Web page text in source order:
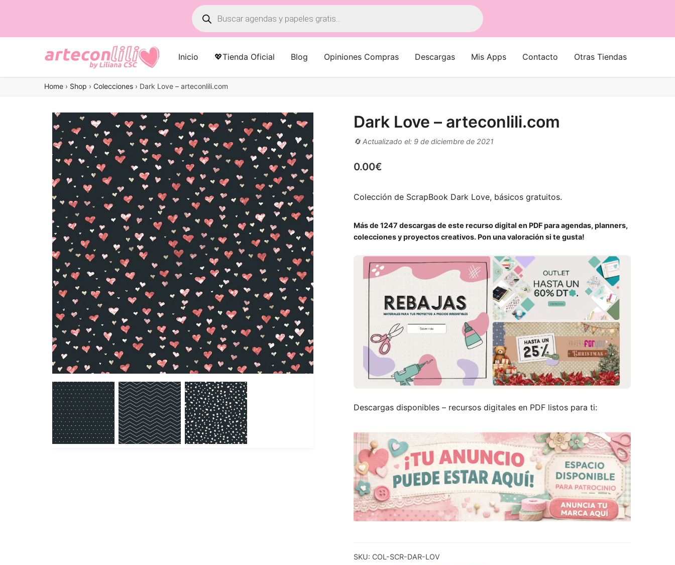
Búsqueda
de
productos
Inicio 💖Tienda Oficial Blog Opiniones Compras Descargas Mis Apps Contacto Otras Tiendas
Home › Shop › Colecciones › Dark Love – arteconlili.com
Dark Love – arteconlili.com
🔄 Actualizado el: 9 de diciembre de 2021
0.00€
Colección de ScrapBook Dark Love, básicos gratuitos.
Más de 1247 descargas de este recurso digital en PDF para agendas, planners,
colecciones y proyectos creativos. Pon una valoración si te gusta!
Descargas disponibles – recursos digitales en PDF listos para ti:
SKU: COL-SCR-DAR-LOV